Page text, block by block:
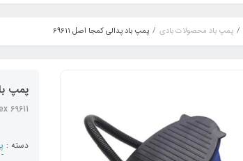
پمپ باد محصولات بادی پمپ باد پدالی کمجا اصل 69611
پمپ
69611
دسته :